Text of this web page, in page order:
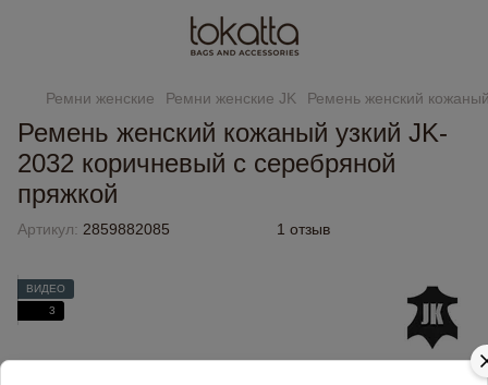
Ремни женские Ремни женские JK Ремень женский
Ремень женский кожаный узкий JK-
2032 коричневый с серебряной
пряжкой
Артикул: 2859882085 1 отзыв
ВИДЕО
3